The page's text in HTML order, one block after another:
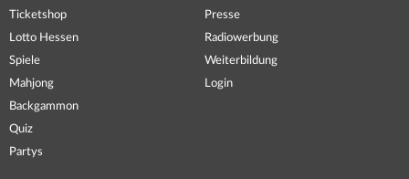
Ticketshop
Lotto Hessen
Spiele
Mahjong
Backgammon
Quiz
Partys
Presse
Radiowerbung
Weiterbildung
Login